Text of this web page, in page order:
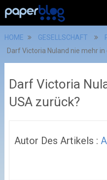
HOME GESELLSCHAFT
Darf Victoria Nuland nie mehr in
Darf Victoria
USA zurück?
Autor Des Artikels :